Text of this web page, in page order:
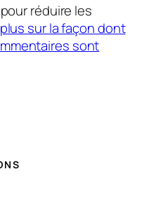
réduire les
sur la façon dont
sont